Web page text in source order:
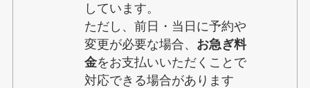
しています。
ただし、前日・当日に予約や
変更が必要な場合、 お急ぎ料
金をお支払いいただくことで
対応できる場合があります